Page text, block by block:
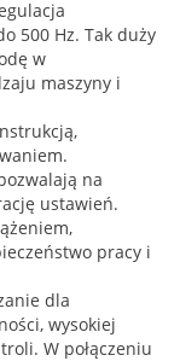
500 Hz. Tak duży
w
maszyny i
na
ustawień.
pracy i
dla
wysokiej
W połączeniu